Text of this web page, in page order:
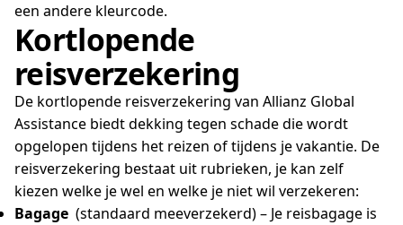
een andere kleurcode.
Kortlopende
reisverzekering
De kortlopende reisverzekering van Allianz Global
Assistance biedt dekking tegen schade die wordt
opgelopen tijdens het reizen of tijdens je vakantie. De
reisverzekering bestaat uit rubrieken, je kan zelf
kiezen welke je wel en welke je niet wil verzekeren:
Bagage (standaard meeverzekerd) – Je reisbagage is